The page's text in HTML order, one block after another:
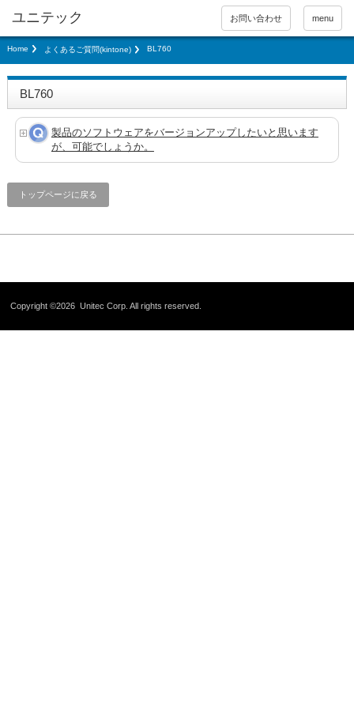
お問い合わせ menu
Home よくあるご質問(kintone) BL760
BL760
製品のソフトウェアをバージョンアップしたいと思います
が、可能でしょうか。
トップページに戻る
Copyright ©2026Unitec Corp. All rights reserved.